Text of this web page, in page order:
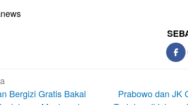
Bergizi Gratis Bakal
Prabowo dan JK